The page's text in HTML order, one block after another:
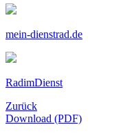
mein-dienstrad.de
RadimDienst
Zurück
Download (PDF)